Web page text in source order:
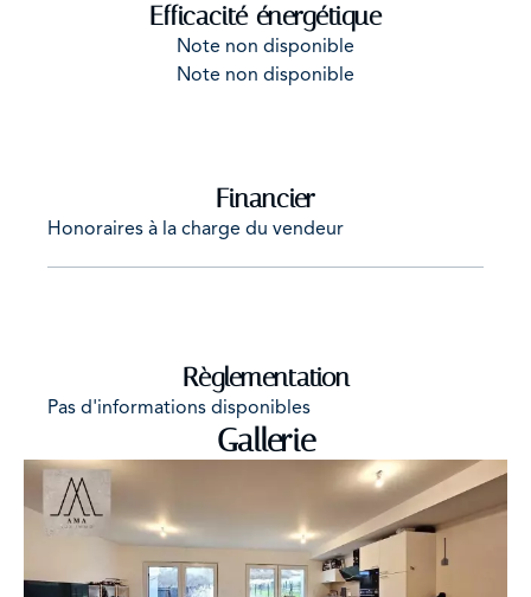
Efficacité énergétique
Note non disponible
Note non disponible
Financier
Honoraires à la charge du vendeur
Règlementation
Pas d'informations disponibles
Gallerie